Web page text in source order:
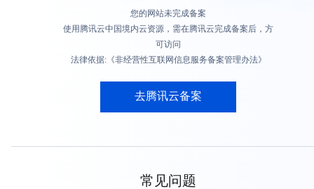
您的网站未完成备案
使用腾讯云中国境内云资源，需在腾讯云完成备案后，方
可访问
法律依据:《非经营性互联网信息服务备案管理办法》
去腾讯云备案
常见问题